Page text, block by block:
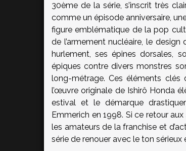
30ème de la série, s’inscrit très
comme un épisode anniversaire,
figure emblématique de la pop
de l’armement nucléaire, le
hurlement, ses épines dorsales,
épiques contre divers monstres
long-métrage. Ces éléments
l’œuvre originale de Ishirô Honda
estival et le démarque
Emmerich en 1998. Si ce retour
les amateurs de la franchise et
série de renouer avec le ton